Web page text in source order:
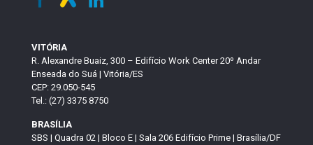
VITÓRIA
R. Alexandre Buaiz, 300 – Edifício Work Center 20º Andar
Enseada do Suá | Vitória/ES
CEP: 29.050-545
Tel.: (27) 3375 8750
BRASÍLIA
SBS | Quadra 02 | Bloco E | Sala 206 Edifício Prime | Brasília/DF